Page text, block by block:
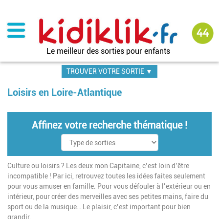
contenu
principal
Le meilleur des sorties pour enfants
TROUVER VOTRE SORTIE ▼
Loisirs en Loire-Atlantique
Affinez votre recherche thématique !
Culture ou loisirs ? Les deux mon Capitaine, c’est loin d’être
incompatible ! Par ici, retrouvez toutes les idées faites seulement
pour vous amuser en famille. Pour vous défouler à l’extérieur ou en
intérieur, pour créer des merveilles avec ses petites mains, faire du
sport ou de la musique… Le plaisir, c’est important pour bien
grandir.